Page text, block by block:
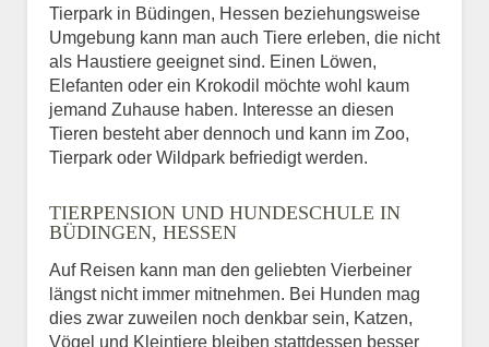
Tierpark in Büdingen, Hessen beziehungsweise
Umgebung kann man auch Tiere erleben, die nicht
als Haustiere geeignet sind. Einen Löwen,
Elefanten oder ein Krokodil möchte wohl kaum
jemand Zuhause haben. Interesse an diesen
Tieren besteht aber dennoch und kann im Zoo,
Tierpark oder Wildpark befriedigt werden.
TIERPENSION UND HUNDESCHULE IN
BÜDINGEN, HESSEN
Auf Reisen kann man den geliebten Vierbeiner
längst nicht immer mitnehmen. Bei Hunden mag
dies zwar zuweilen noch denkbar sein, Katzen,
Vögel und Kleintiere bleiben stattdessen besser